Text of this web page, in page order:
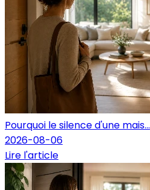
Pourquoi le silence d'une mais...
2026-08-06
Lire l'article